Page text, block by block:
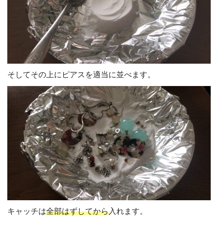
そしてその上にピアスを適当に並べます。
キャッチは全部はずしてから入れます。